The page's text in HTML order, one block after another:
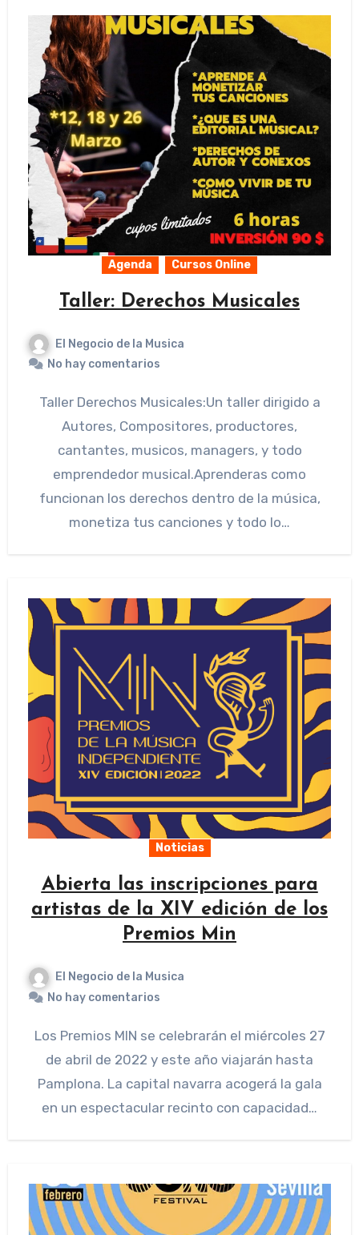
Agenda Cursos Online
Taller: Derechos Musicales
El Negocio de la Musica
No hay comentarios
Taller Derechos Musicales:Un taller dirigido a
Autores, Compositores, productores,
cantantes, musicos, managers, y todo
emprendedor musical.Aprenderas como
funcionan los derechos dentro de la música,
monetiza tus canciones y todo lo…
Noticias
Abierta las inscripciones para
artistas de la XIV edición de los
Premios Min
El Negocio de la Musica
No hay comentarios
Los Premios MIN se celebrarán el miércoles 27
de abril de 2022 y este año viajarán hasta
Pamplona. La capital navarra acogerá la gala
en un espectacular recinto con capacidad…